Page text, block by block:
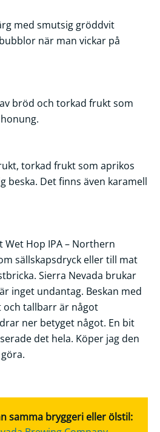
med smutsig gröddvit
när man vickar på
bröd och torkad frukt som
torkad frukt som aprikos
beska. Det finns även karamell
Wet Hop IPA – Northern
sällskapsdryck eller till mat
Sierra Nevada brukar
inget undantag. Beskan med
tallbarr är något
ner betyget något. En bit
det hela. Köper jag den
samma bryggeri eller ölstil: